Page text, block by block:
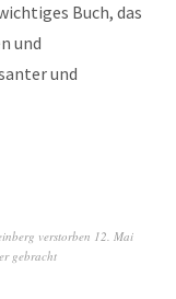
Buch, das
und
und
verstorben 12. Mai
gebracht